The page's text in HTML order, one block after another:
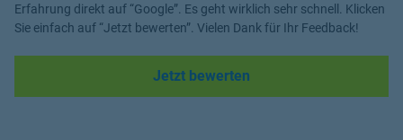
Erfahrung direkt auf “Google”. Es geht wirklich sehr schnell. Klicken
Sie einfach auf “Jetzt bewerten”. Vielen Dank für Ihr Feedback!
Jetzt bewerten